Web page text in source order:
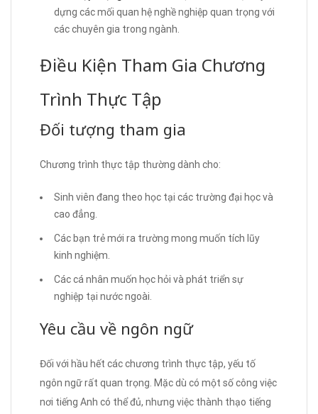
dựng các mối quan hệ nghề nghiệp quan trọng với
các chuyên gia trong ngành.
Điều Kiện Tham Gia Chương
Trình Thực Tập
Đối tượng tham gia
Chương trình thực tập thường dành cho:
Sinh viên đang theo học tại các trường đại học và
cao đẳng.
Các bạn trẻ mới ra trường mong muốn tích lũy
kinh nghiệm.
Các cá nhân muốn học hỏi và phát triển sự
nghiệp tại nước ngoài.
Yêu cầu về ngôn ngữ
Đối với hầu hết các chương trình thực tập, yếu tố
ngôn ngữ rất quan trọng. Mặc dù có một số công việc
nơi tiếng Anh có thể đủ, nhưng việc thành thạo tiếng